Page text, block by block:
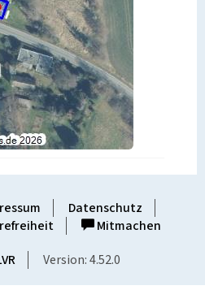
Datenschutz
Mitmachen
Version: 4.52.0